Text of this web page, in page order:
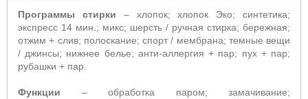
Программы стирки – хлопок; хлопок Эко; синтетика;
экспресс 14 мин.; микс; шерсть / ручная стирка; бережная;
отжим + слив; полоскание; спорт / мембрана; темные вещи
/ джинсы; нижнее белье; анти-аллергия + пар; пух + пар;
рубашки + пар.
Функции – обработка паром; замачивание;